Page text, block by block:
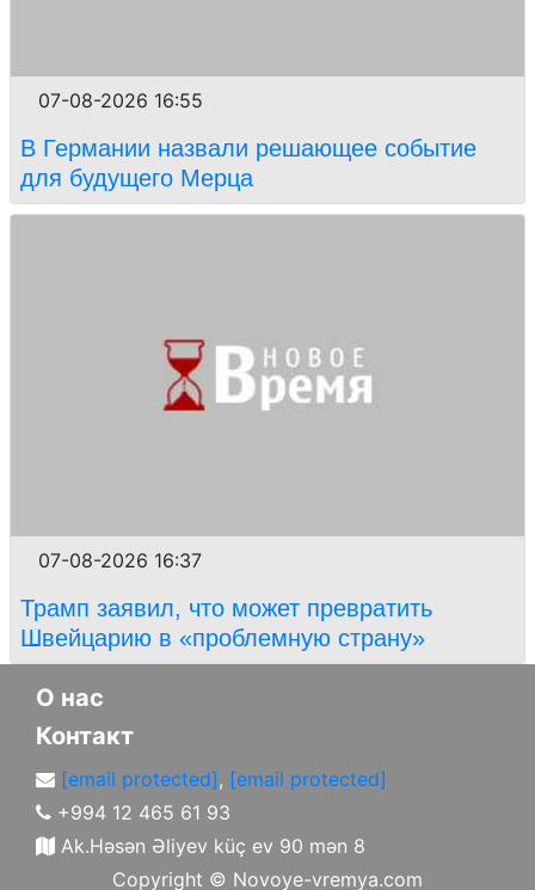
07-08-2026 16:55
В Германии назвали решающее событие
для будущего Мерца
07-08-2026 16:37
Трамп заявил, что может превратить
Швейцарию в «проблемную страну»
О нас
Контакт
[email protected], [email protected]
+994 12 465 61 93
Ak.Həsən Əliyev küç ev 90 mən 8
Copyright © Novoye-vremya.com